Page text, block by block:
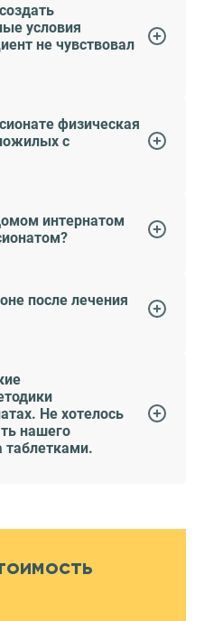
условия
не чувствовал
физическая
с
интернатом
после лечения
Не хотелось
нашего
таблетками.